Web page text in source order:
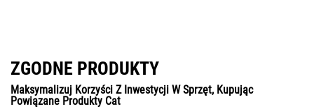
ZGODNE PRODUKTY
Maksymalizuj Korzyści Z Inwestycji W Sprzęt, Kupując
Powiązane Produkty Cat